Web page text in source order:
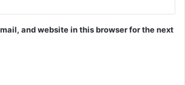
and website in this browser for the next